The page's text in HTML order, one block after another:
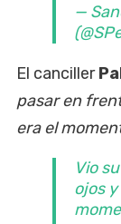
—
El canciller
pasar en
era el
Vio
ojos